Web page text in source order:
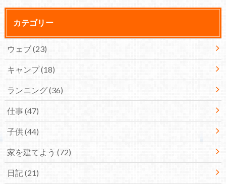
カテゴリー
ウェブ(23)
キャンプ(18)
ランニング(36)
仕事(47)
子供(44)
家を建てよう (72)
日記 (21)